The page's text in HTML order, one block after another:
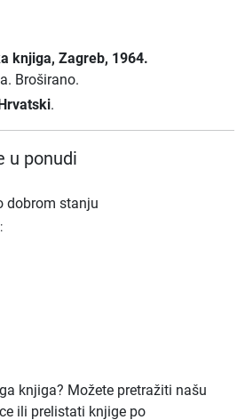
knjiga, Zagreb, 1964.
Broširano.
.
u ponudi
dobrom stanju
knjiga? Možete pretražiti našu
ili prelistati knjige po